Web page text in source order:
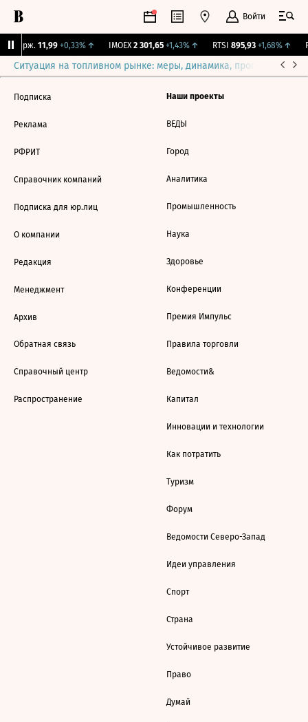
Войти
Бирж. 11,99 +0,33%↑ IMOEX 2 301,65 +1,43%↑ RTSI 895,93 +1,68%↑
Ситуация на топливном рынке: меры, динамика, прогнозы
Подписка
Реклама
РФРИТ
Справочник компаний
Подписка для юр.лиц
О компании
Редакция
Менеджмент
Архив
Обратная связь
Справочный центр
Распространение
Наши проекты
ВЕДЫ
Город
Аналитика
Промышленность
Наука
Здоровье
Конференции
Премия Импульс
Правила торговли
Ведомости&
Капитал
Инновации и технологии
Как потратить
Туризм
Форум
Ведомости Северо-Запад
Идеи управления
Спорт
Страна
Устойчивое развитие
Право
Думай